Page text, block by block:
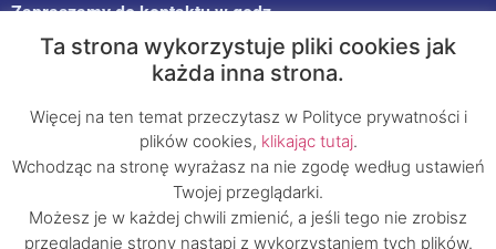
Zapraszamy do kontaktu w godz.
9:00 - 17:00 od poniedziałku do piątku
NIP 687-18-28-314
+48 693 875 253
kontakt@flow-szkolenia24.pl
62 1140 2004 0000 3302 7835 5053
Ta strona wykorzystuje pliki cookies jak
każda inna strona.
Więcej na ten temat przeczytasz w Polityce prywatności i
plików cookies, klikając tutaj.
Wchodząc na stronę wyrażasz na nie zgodę według ustawień
Twojej przeglądarki.
Możesz je w każdej chwili zmienić, a jeśli tego nie zrobisz
przeglądanie strony nastąpi z wykorzystaniem tych plików.